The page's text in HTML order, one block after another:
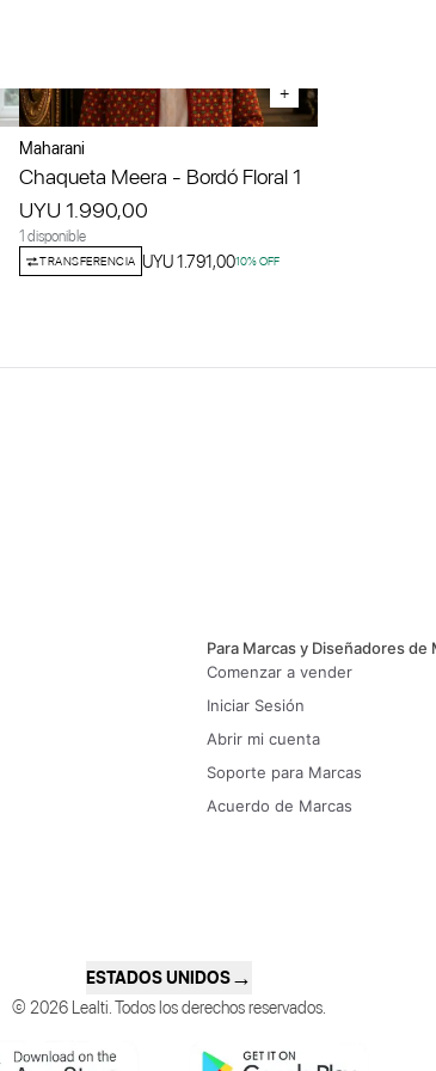
+
Maharani
Chaqueta Meera - Bordó Floral 1
UYU 1.990,00
1 disponible
TRANSFERENCIA UYU 1.791,0010% OFF
Para Marcas y Diseñadores de
Comenzar a vender
Iniciar Sesión
Abrir mi cuenta
Soporte para Marcas
Acuerdo de Marcas
ESTADOS UNIDOS→
© 2026 Lealti. Todos los derechos reservados.